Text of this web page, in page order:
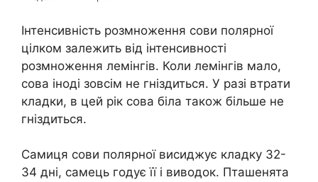
Інтенсивність розмноження сови полярної
цілком залежить від інтенсивності
розмноження лемінгів. Коли лемінгів мало,
сова іноді зовсім не гніздиться. У разі втрати
кладки, в цей рік сова біла також більше не
гніздиться.
Самиця сови полярної висиджує кладку 32-
34 дні, самець годує її і виводок. Пташенята